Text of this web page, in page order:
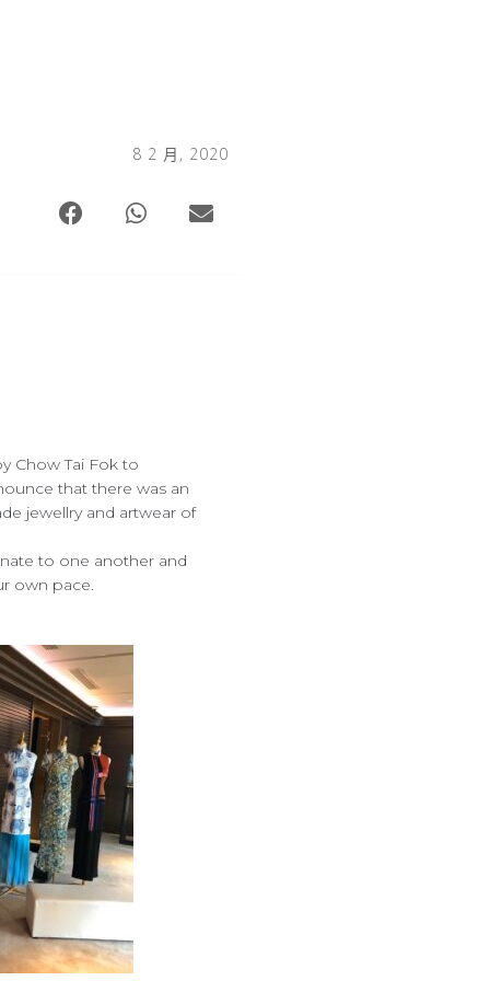
8 2 月, 2020
Chow Tai Fok to
that there was an
jewellry and artwear of
to one another and
own pace.